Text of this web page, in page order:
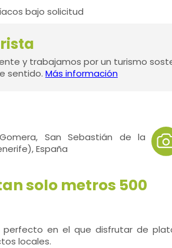
bajo solicitud
y trabajamos por un turismo
sentido. Más información
San Sebastián de la
España
solo metros 500
perfecto en el que disfrutar de
locales.